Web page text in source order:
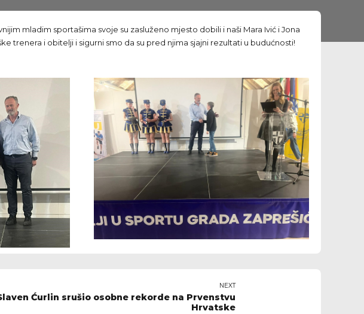
mladim sportašima svoje su zasluženo mjesto dobili i naši Mara Ivić i Jona
trenera i obitelji i sigurni smo da su pred njima sjajni rezultati u budućnosti!
NEXT
Ćurlin srušio osobne rekorde na Prvenstvu
Hrvatske